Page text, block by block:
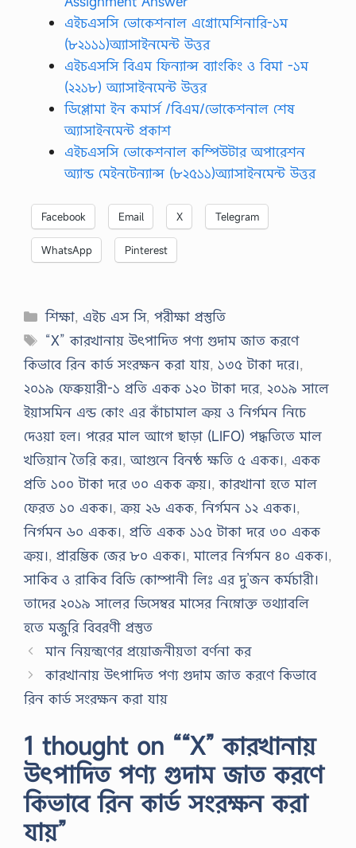
এইচএসসি ভোকেশনাল এগ্রোমেশিনারি-১ম
(৮২১১১)অ্যাসাইনমেন্ট উত্তর
এইচএসসি বিএম ফিন্যান্স ব্যাংকিং ও বিমা -১ম
(২২১৮) অ্যাসাইনমেন্ট উত্তর
ডিপ্লোমা ইন কমার্স /বিএম/ভোকেশনাল শেষ
অ্যাসাইনমেন্ট প্রকাশ
এইচএসসি ভোকেশনাল কম্পিউটার অপারেশন
অ্যান্ড মেইনটেন্যান্স (৮২৫১১)অ্যাসাইনমেন্ট উত্তর
Facebook Email X Telegram
WhatsApp Pinterest
Categories
শিক্ষা, এইচ এস সি,পরীক্ষা প্রস্তুতি
Tags
“X” কারখানায় উৎপাদিত পণ্য গুদাম জাত করণে
কিভাবে রিন কার্ড সংরক্ষন করা যায়, ১৩৫ টাকা দরে।,
২০১৯ ফেব্রুয়ারী-১ প্রতি একক ১২০ টাকা দরে, ২০১৯ সালে
ইয়াসমিন এন্ড কোং এর কাঁচামাল ক্রয় ও নির্গমন নিচে
দেওয়া হল। পরের মাল আগে ছাড়া (LIFO) পদ্ধতিতে মাল
খতিয়ান তৈরি কর।,আগুনে বিনষ্ঠ ক্ষতি ৫ একক।, একক
প্রতি ১০০ টাকা দরে ৩০ একক ক্রয়।,কারখানা হতে মাল
ফেরত ১০ একক।,ক্রয় ২৬ একক,নির্গমন ১২ একক।,
নির্গমন ৬০ একক।, প্রতি একক ১১৫ টাকা দরে ৩০ একক
ক্রয়।, প্রারম্ভিক জের ৮০ একক।,মালের নির্গমন ৪০ একক।,
সাকিব ও রাকিব বিডি কোম্পানী লিঃ এর দু’জন কর্মচারী।
তাদের ২০১৯ সালের ডিসেম্বর মাসের নিম্নোক্ত তথ্যাবলি
হতে মজুরি বিবরণী প্রস্তুত
মান নিয়ন্ত্রণের প্রয়োজনীয়তা বর্ণনা কর
কারখানায় উৎপাদিত পণ্য গুদাম জাত করণে কিভাবে
রিন কার্ড সংরক্ষন করা যায়
1 thought on ““X” কারখানায়
উৎপাদিত পণ্য গুদাম জাত করণে
কিভাবে রিন কার্ড সংরক্ষন করা
যায়”